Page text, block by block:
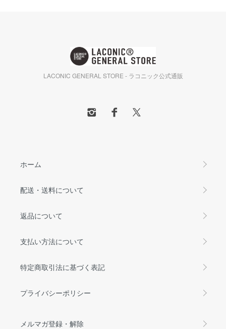
LACONIC GENERAL STORE - ラコニック公式通販
ホーム
配送・送料について
返品について
支払い方法について
特定商取引法に基づく表記
プライバシーポリシー
メルマガ登録・解除